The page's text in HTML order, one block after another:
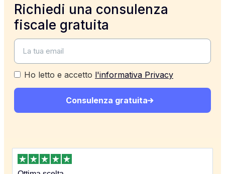
Richiedi una consulenza
fiscale gratuita
Ho letto e accetto l'informativa Privacy
Consulenza gratuita